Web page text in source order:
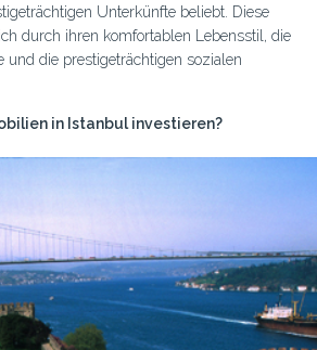
Unterkünfte beliebt. Diese
durch ihren komfortablen Lebensstil, die
und die prestigeträchtigen sozialen
in Istanbul investieren?